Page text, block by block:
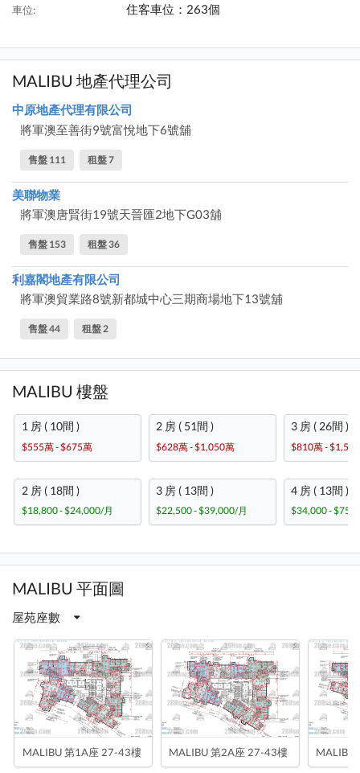
車位: 住客車位：263個
MALIBU 地產代理公司
中原地產代理有限公司
將軍澳至善街9號富悅地下6號舖
售盤 111 租盤 7
美聯物業
將軍澳唐賢街19號天晉匯2地下G03舖
售盤 153 租盤 36
利嘉閣地產有限公司
將軍澳貿業路8號新都城中心三期商場地下13號舖
售盤 44 租盤 2
MALIBU 樓盤
1 房 ( 10間 )
$555萬 - $675萬
2 房 ( 51間 )
$628萬 - $1,050萬
3 房 ( 26間 )
$810萬 -
2 房 ( 18間 )
$18,800 - $24,000/月
3 房 ( 13間 )
$22,500 - $39,000/月
4 房 ( 13間 )
$34,000 -
MALIBU 平面圖
屋苑座數
MALIBU 第1A座 27-43樓 MALIBU 第2A座 27-43樓 MALIBU